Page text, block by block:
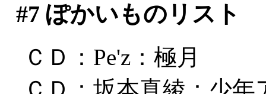
#7 ぽかいものリスト
ＣＤ：Pe'z：極月